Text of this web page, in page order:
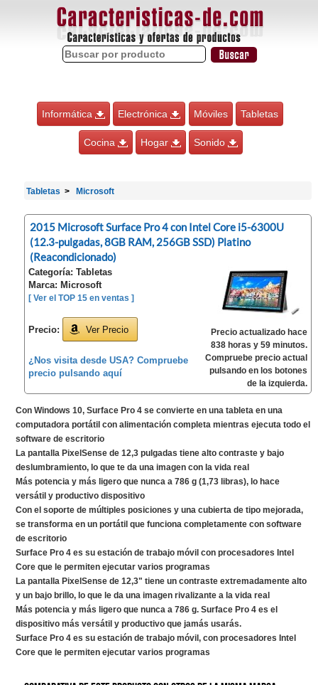
Informática Electrónica Móviles Tabletas
Cocina Hogar Sonido
Tabletas Microsoft
2015 Microsoft Surface Pro 4 con Intel Core i5-6300U
(12.3-pulgadas, 8GB RAM, 256GB SSD) Platino
(Reacondicionado)
Categoría: Tabletas
Marca: Microsoft
[ Ver el TOP 15 en ventas ]
Precio: Ver Precio
¿Nos visita desde USA? Compruebe
precio pulsando aquí
Precio actualizado hace
838 horas y 59 minutos.
Compruebe precio actual
pulsando en los botones
de la izquierda.
Con Windows 10, Surface Pro 4 se convierte en una tableta en una
computadora portátil con alimentación completa mientras ejecuta todo el
software de escritorio
La pantalla PixelSense de 12,3 pulgadas tiene alto contraste y bajo
deslumbramiento, lo que te da una imagen con la vida real
Más potencia y más ligero que nunca a 786 g (1,73 libras), lo hace
versátil y productivo dispositivo
Con el soporte de múltiples posiciones y una cubierta de tipo mejorada,
se transforma en un portátil que funciona completamente con software
de escritorio
Surface Pro 4 es su estación de trabajo móvil con procesadores Intel
Core que le permiten ejecutar varios programas
La pantalla PixelSense de 12,3" tiene un contraste extremadamente alto
y un bajo brillo, lo que le da una imagen rivalizante a la vida real
Más potencia y más ligero que nunca a 786 g. Surface Pro 4 es el
dispositivo más versátil y productivo que jamás usarás.
Surface Pro 4 es su estación de trabajo móvil, con procesadores Intel
Core que le permiten ejecutar varios programas